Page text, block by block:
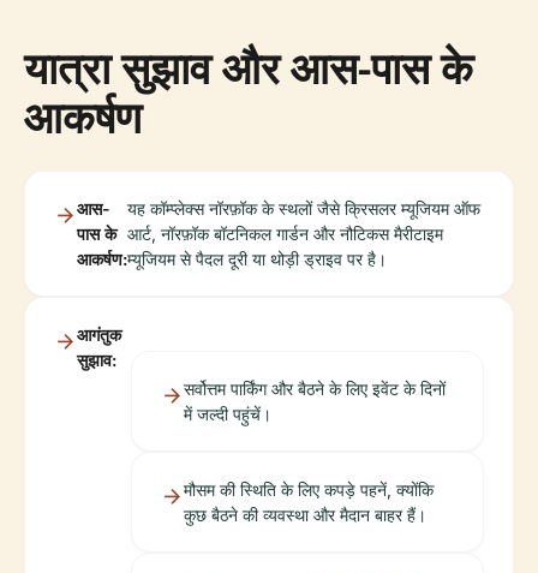
यात्रा सुझाव और आस-पास के
आकर्षण
आस-
पास के
आकर्षण:
यह कॉम्प्लेक्स नॉरफ़ॉक के स्थलों जैसे क्रिसलर म्यूजियम ऑफ
आर्ट, नॉरफ़ॉक बॉटनिकल गार्डन और नौटिकस मैरीटाइम
म्यूजियम से पैदल दूरी या थोड़ी ड्राइव पर है।
आगंतुक
सुझाव:
सर्वोत्तम पार्किंग और बैठने के लिए इवेंट के दिनों
में जल्दी पहुंचें।
मौसम की स्थिति के लिए कपड़े पहनें, क्योंकि
कुछ बैठने की व्यवस्था और मैदान बाहर हैं।